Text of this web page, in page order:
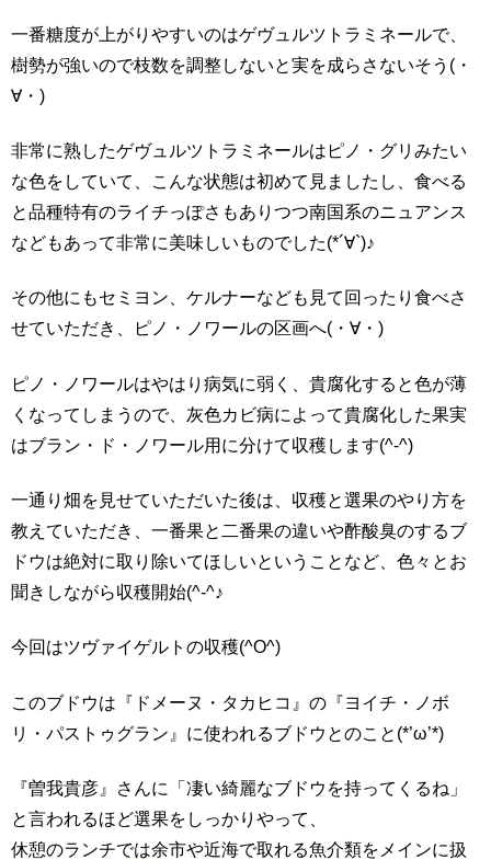
一番糖度が上がりやすいのはゲヴュルツトラミネールで、
樹勢が強いので枝数を調整しないと実を成らさないそう(・
∀・)
非常に熟したゲヴュルツトラミネールはピノ・グリみたい
な色をしていて、こんな状態は初めて見ましたし、食べる
と品種特有のライチっぽさもありつつ南国系のニュアンス
などもあって非常に美味しいものでした(*´∀`)♪
その他にもセミヨン、ケルナーなども見て回ったり食べさ
せていただき、ピノ・ノワールの区画へ(・∀・)
ピノ・ノワールはやはり病気に弱く、貴腐化すると色が薄
くなってしまうので、灰色カビ病によって貴腐化した果実
はブラン・ド・ノワール用に分けて収穫します(^-^)
一通り畑を見せていただいた後は、収穫と選果のやり方を
教えていただき、一番果と二番果の違いや酢酸臭のするブ
ドウは絶対に取り除いてほしいということなど、色々とお
聞きしながら収穫開始(^-^♪
今回はツヴァイゲルトの収穫(^O^)
このブドウは『ドメーヌ・タカヒコ』の『ヨイチ・ノボ
リ・パストゥグラン』に使われるブドウとのこと(*’ω’*)
『曽我貴彦』さんに「凄い綺麗なブドウを持ってくるね」
と言われるほど選果をしっかりやって、
休憩のランチでは余市や近海で取れる魚介類をメインに扱